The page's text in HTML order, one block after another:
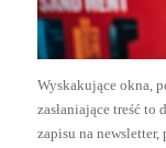
Wyskakujące okna,
zasłaniające treść to
zapisu na